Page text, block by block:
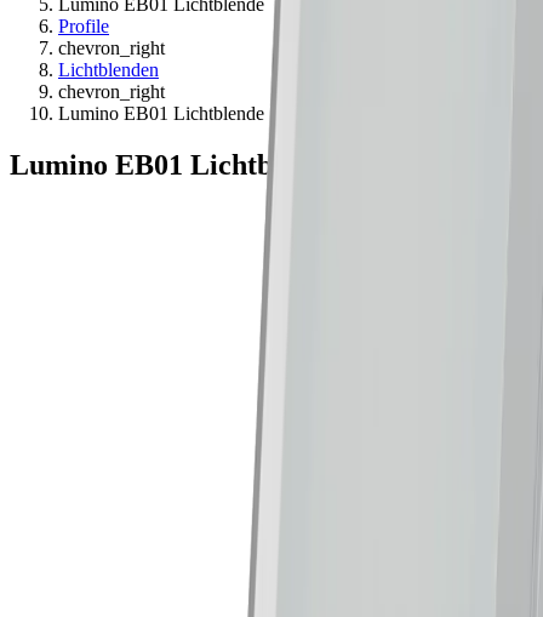
Profile
chevron_right
Lichtblenden
chevron_right
Lumino EB01 Lichtblende
Lumino EB01 Lichtblende